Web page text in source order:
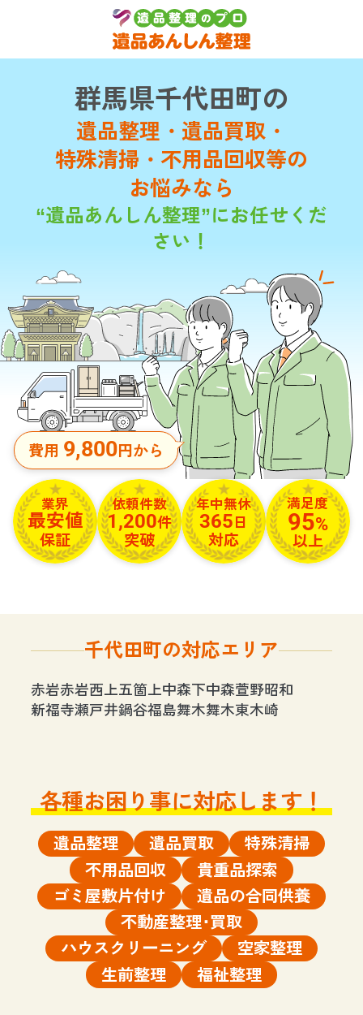
群馬県千代田町の
遺品整理・遺品買取・
特殊清掃・不用品回収等の
お悩みなら
“遺品あんしん整理”にお任せくだ
さい！
費用 9,800円から
業界
最安値
保証
依頼件数
1,200件
突破
年中無休
365 日
対応
満足度
95%
以上
千代田町の対応エリア
赤岩赤岩西上五箇上中森下中森萱野昭和
新福寺瀬戸井鍋谷福島舞木舞木東木崎
各種お困り事に対応します！
遺品整理 遺品買取
特殊清掃
不用品回収
貴重品探索
ゴミ屋敷片付け
遺品の合同供養
不動産整理･買取
ハウスクリーニング
空家整理
生前整理
福祉整理